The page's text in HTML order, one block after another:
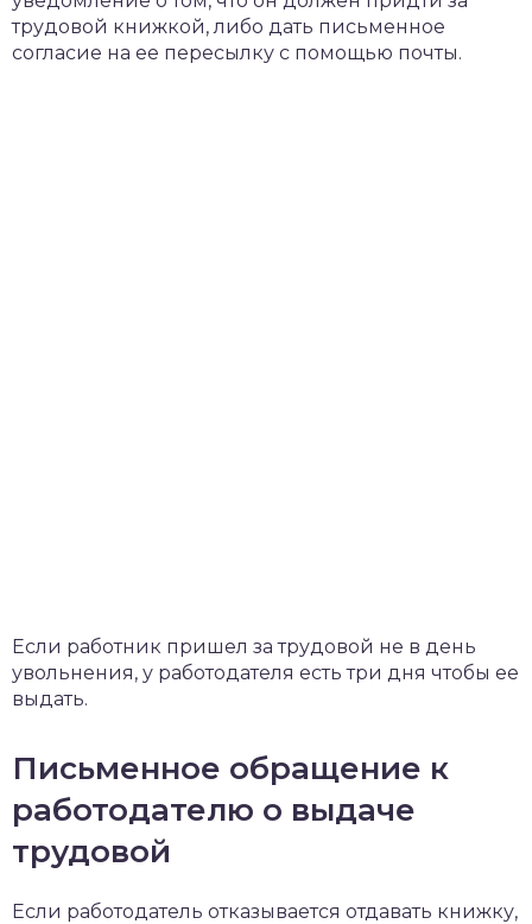
трудовой книжкой, либо дать письменное
согласие на ее пересылку с помощью почты.
Если работник пришел за трудовой не в день
увольнения, у работодателя есть три дня чтобы ее
выдать.
Письменное обращение к
работодателю о выдаче
трудовой
Если работодатель отказывается отдавать книжку,